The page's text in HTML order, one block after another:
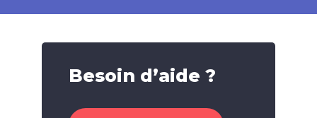
Besoin d’aide ?